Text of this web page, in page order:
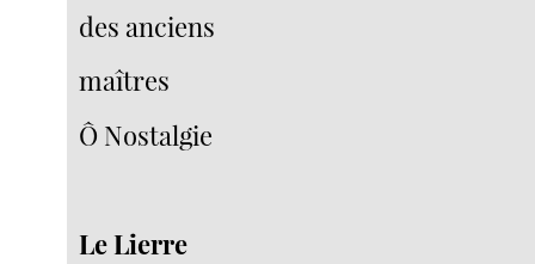
des anciens
maîtres
Ô Nostalgie
Le Lierre